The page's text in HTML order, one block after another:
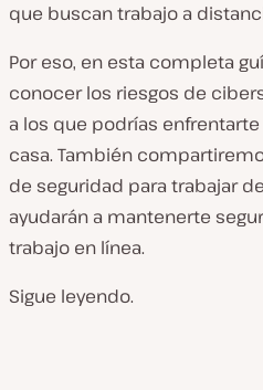
que buscan trabajo a
Por eso, en esta completa
conocer los riesgos de
a los que podrías
casa. También
de seguridad para trabajar
ayudarán a mantenerte
trabajo en línea.
Sigue leyendo.